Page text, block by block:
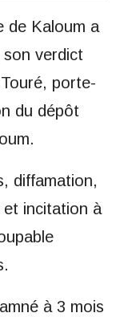
de Kaloum a
son verdict
porte-
du dépôt
diffamation,
et incitation à
à 3 mois